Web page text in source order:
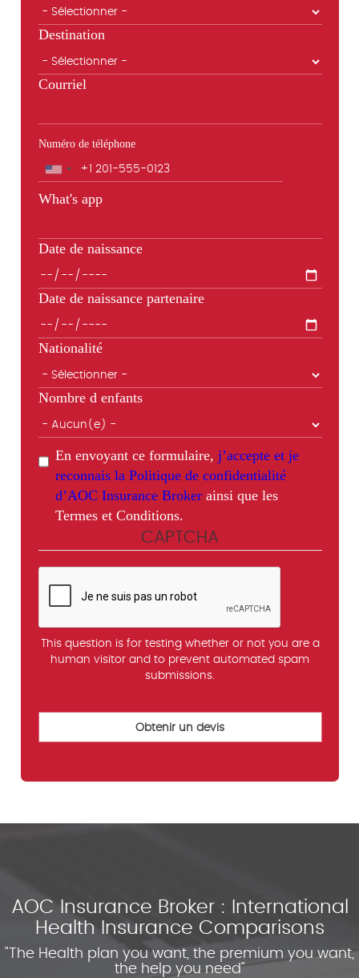
Destination
Courriel
Numéro de téléphone
Téléphone
What's app
Date de naissance
Date de naissance partenaire
Nationalité
Nombre d enfants
En envoyant ce formulaire, j’accepte et je
reconnais la Politique de confidentialité
d’AOC Insurance Brokerainsi que les
Termes et Conditions.
CAPTCHA
This question is for testing whether or not you are a
human visitor and to prevent automated spam
submissions.
AOC Insurance Broker : International
Health Insurance Comparisons
"The Health plan you want, the premium you want,
the help you need"